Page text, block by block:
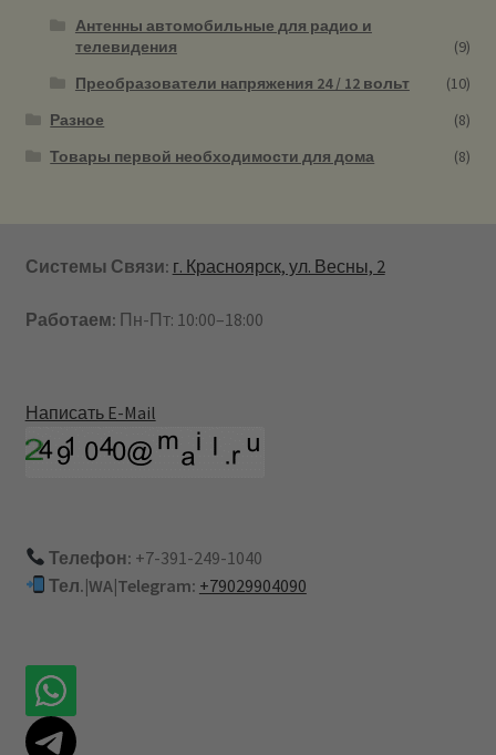
Антенны автомобильные для радио и
телевидения
(9)
Преобразователи напряжения 24 / 12 вольт
(10)
Разное
(8)
Товары первой необходимости для дома
(8)
Системы Связи: г. Красноярск, ул. Весны, 2
Работаем: Пн-Пт: 10:00–18:00
Написать E-Mail
Телефон: +7-391-249-1040
Тел.|WA|Telegram: +79029904090